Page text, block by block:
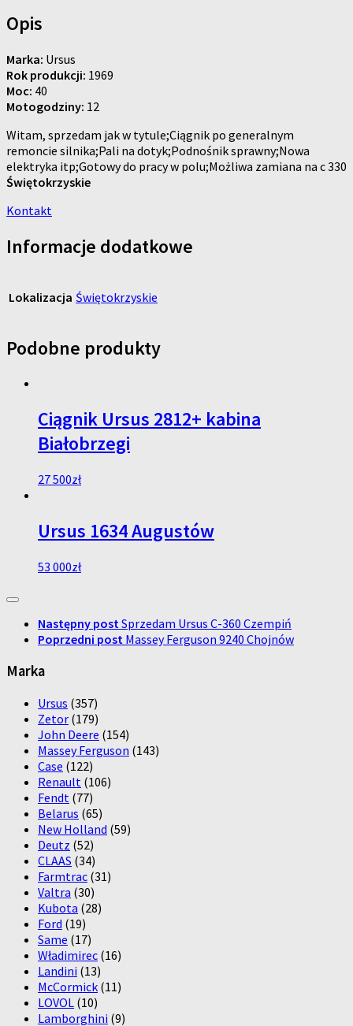
Opis
Marka: Ursus
Rok produkcji: 1969
Moc: 40
Motogodziny: 12
Witam, sprzedam jak w tytule;Ciągnik po generalnym
remoncie silnika;Pali na dotyk;Podnośnik sprawny;Nowa
elektryka itp;Gotowy do pracy w polu;Możliwa zamiana na c 330
Świętokrzyskie
Kontakt
Informacje dodatkowe
Lokalizacja Świętokrzyskie
Podobne produkty
Ciągnik Ursus 2812+ kabina
Białobrzegi
27 500zł
Ursus 1634 Augustów
53 000zł
Następny postSprzedam Ursus C-360 Czempiń
Poprzedni post Massey Ferguson 9240 Chojnów
Marka
Ursus (357)
Zetor (179)
John Deere (154)
Massey Ferguson (143)
Case (122)
Renault (106)
Fendt (77)
Belarus (65)
New Holland (59)
Deutz (52)
CLAAS (34)
Farmtrac (31)
Valtra (30)
Kubota (28)
Ford (19)
Same (17)
Władimirec (16)
Landini (13)
McCormick (11)
LOVOL (10)
Lamborghini (9)